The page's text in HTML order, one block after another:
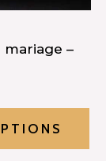
–